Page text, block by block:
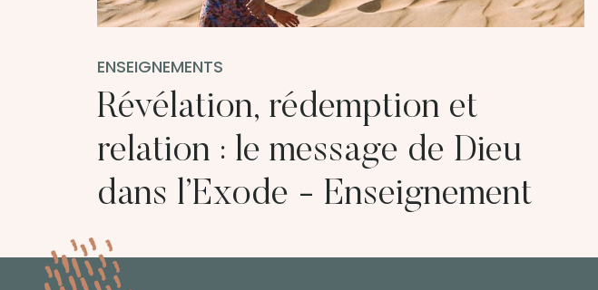
ENSEIGNEMENTS
Révélation, rédemption et
relation : le message de Dieu
dans l’Exode - Enseignement